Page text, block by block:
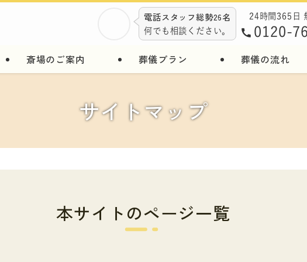
斎場のご案内 葬儀プラン 葬儀の流れ
電話スタッフ総勢26名
何でも相談ください。
24時間365日
0120-
サイトマップ
本サイトのページ一覧